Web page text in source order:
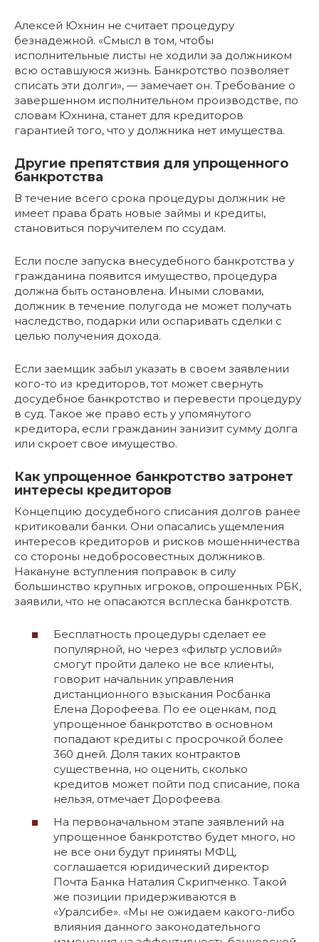
Алексей Юхнин не считает процедуру
безнадежной. «Смысл в том, чтобы
исполнительные листы не ходили за должником
всю оставшуюся жизнь. Банкротство позволяет
списать эти долги», — замечает он. Требование о
завершенном исполнительном производстве, по
словам Юхнина, станет для кредиторов
гарантией того, что у должника нет имущества.
Другие препятствия для упрощенного
банкротства
В течение всего срока процедуры должник не
имеет права брать новые займы и кредиты,
становиться поручителем по ссудам.
Если после запуска внесудебного банкротства у
гражданина появится имущество, процедура
должна быть остановлена. Иными словами,
должник в течение полугода не может получать
наследство, подарки или оспаривать сделки с
целью получения дохода.
Если заемщик забыл указать в своем заявлении
кого-то из кредиторов, тот может свернуть
досудебное банкротство и перевести процедуру
в суд. Такое же право есть у упомянутого
кредитора, если гражданин занизит сумму долга
или скроет свое имущество.
Как упрощенное банкротство затронет
интересы кредиторов
Концепцию досудебного списания долгов ранее
критиковали банки. Они опасались ущемления
интересов кредиторов и рисков мошенничества
со стороны недобросовестных должников.
Накануне вступления поправок в силу
большинство крупных игроков, опрошенных РБК,
заявили, что не опасаются всплеска банкротств.
Бесплатность процедуры сделает ее
популярной, но через «фильтр условий»
смогут пройти далеко не все клиенты,
говорит начальник управления
дистанционного взыскания Росбанка
Елена Дорофеева. По ее оценкам, под
упрощенное банкротство в основном
попадают кредиты с просрочкой более
360 дней. Доля таких контрактов
существенна, но оценить, сколько
кредитов может пойти под списание, пока
нельзя, отмечает Дорофеева.
На первоначальном этапе заявлений на
упрощенное банкротство будет много, но
не все они будут приняты МФЦ,
соглашается юридический директор
Почта Банка Наталия Скрипченко. Такой
же позиции придерживаются в
«Уралсибе». «Мы не ожидаем какого-либо
влияния данного законодательного